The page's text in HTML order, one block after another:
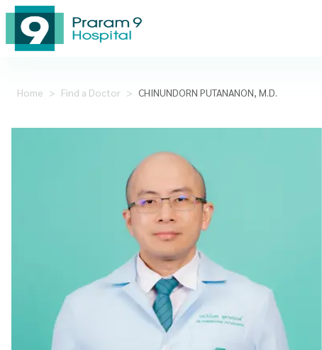
Home > Find a Doctor > CHINUNDORN PUTANANON, M.D.